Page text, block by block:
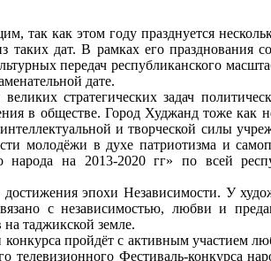
так как этом году празднуется
дат. В рамках его празднования
передач республиканского
дате.
стратегических задач
в обществе. Город Худжанд тоже как
и творческой силы
молодёжи в духе патриотизма и
народа на 2013-2020 гг» по всей
достижения эпохи Независимости. У
с независимостью, любви и
таджикской земле.
пройдёт с активным участием
телевизионного Фестиваль-конкурса